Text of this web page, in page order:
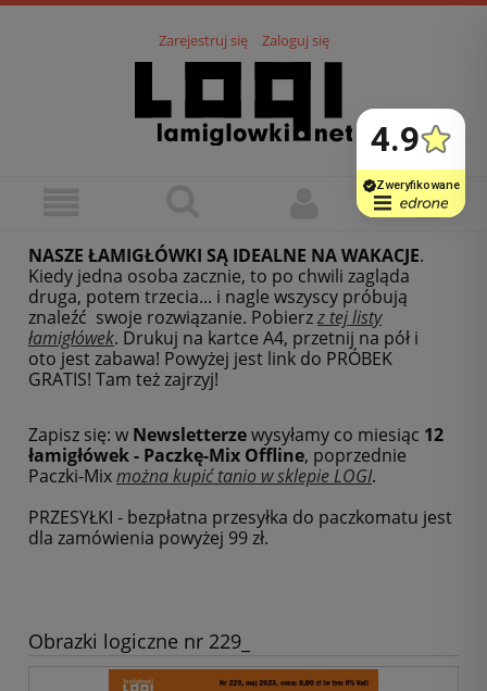
Zarejestruj się Zaloguj się
NASZE ŁAMIGŁÓWKI SĄ IDEALNE NA WAKACJE.
Kiedy jedna osoba zacznie, to po chwili zagląda
druga, potem trzecia... i nagle wszyscy próbują
znaleźć swoje rozwiązanie. Pobierzz tej listy
łamigłówek. Drukuj na kartce A4, przetnij na pół i
oto jest zabawa! Powyżej jest link do PRÓBEK
GRATIS! Tam też zajrzyj!
Zapisz się: w Newsletterzewysyłamy co miesiąc 12
łamigłówek - Paczkę-Mix Offline, poprzednie
Paczki-Mixmożna kupić tanio w sklepie LOGI.
PRZESYŁKI - bezpłatna przesyłka do paczkomatu jest
dla zamówienia powyżej 99 zł.
Obrazki logiczne nr 229_